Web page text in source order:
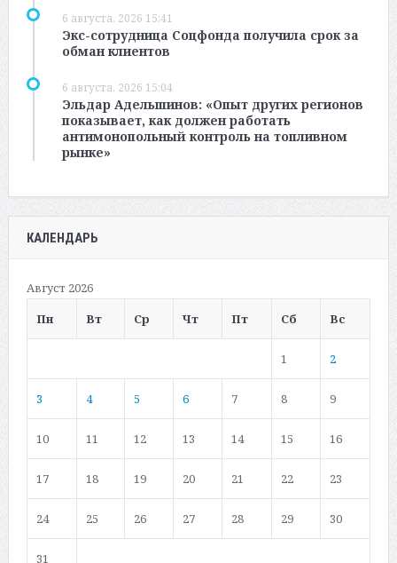
6 августа, 2026 15:41
Экс-сотрудница Соцфонда получила срок за
обман клиентов
6 августа, 2026 15:04
Эльдар Адельшинов: «Опыт других регионов
показывает, как должен работать
антимонопольный контроль на топливном
рынке»
КАЛЕНДАРЬ
Август 2026
Пн
Вт Ср Чт Пт Сб Вс
1 2
3 4 5 6 7 8 9
10 11 12 13 14 15 16
17 18 19 20 21 22 23
24 25 26 27 28 29 30
31